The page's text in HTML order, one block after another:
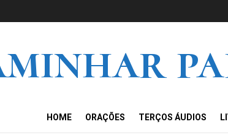
HOME ORAÇÕES TERÇOS ÁUDIOS